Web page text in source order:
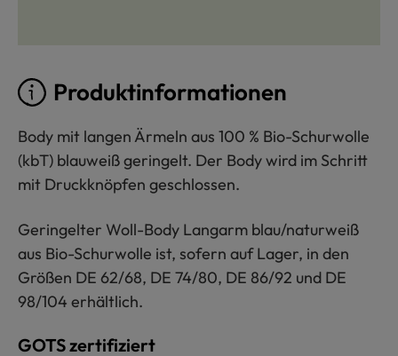
Produktinformationen
Body mit langen Ärmeln aus 100 % Bio-Schurwolle
(kbT) blauweiß geringelt. Der Body wird im Schritt
mit Druckknöpfen geschlossen.
Geringelter Woll-Body Langarm blau/naturweiß
aus Bio-Schurwolle ist, sofern auf Lager, in den
Größen DE 62/68, DE 74/80, DE 86/92 und DE
98/104 erhältlich.
GOTS zertifiziert